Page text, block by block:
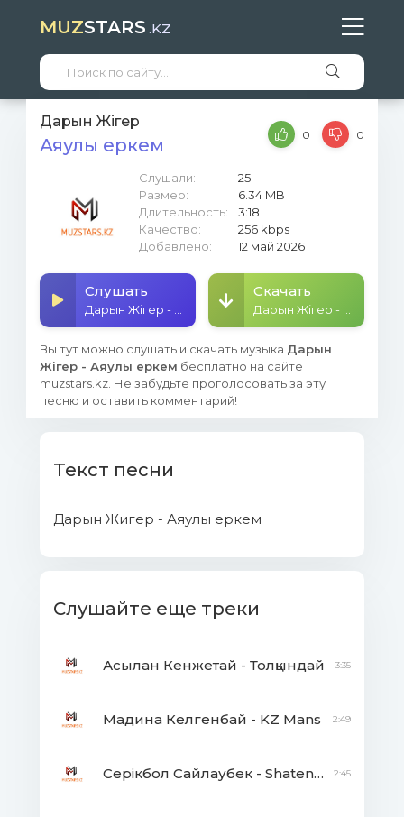
MUZSTARS .KZ
Дарын Жігер
Аяулы еркем 0 0
Слушали:
25
Размер:
6.34 MB
Длительность:
3:18
Качество:
256 kbps
Добавлено:
12 май 2026
Слушать Скачать
Вы тут можно слушать и скачать музыка Дарын
Жігер - Аяулы еркем бесплатно на сайте
muzstars.kz. Не забудьте проголосовать за эту
песню и оставить комментарий!
Текст песни
Дарын Жигер - Аяулы еркем
Слушайте еще треки
Асылан Кенжетай - Толқындай 3:35
Мадина Келгенбай - KZ Mans 2:49
Серікбол Сайлаубек - Shatenka 2:45